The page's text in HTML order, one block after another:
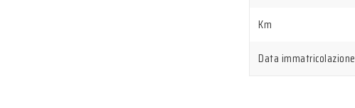
Km
Data immatricolazione